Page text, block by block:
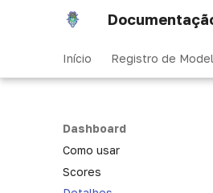
Início Registro de
Dashboard
Como usar
Scores